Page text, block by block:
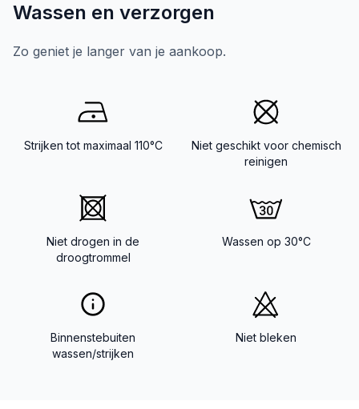
Wassen en verzorgen
Zo geniet je langer van je aankoop.
Strijken tot maximaal 110°C
Niet geschikt voor chemisch
reinigen
Niet drogen in de
droogtrommel
Wassen op 30°C
Binnenstebuiten
wassen/strijken
Niet bleken